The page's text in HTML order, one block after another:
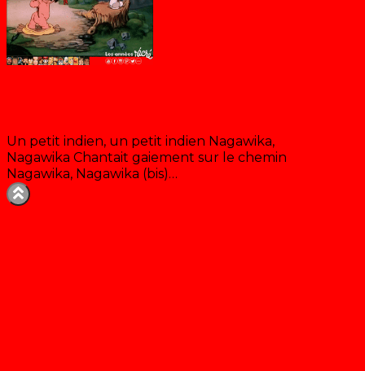
Un petit indien, un petit indien Nagawika,
Nagawika Chantait gaiement sur le chemin
Nagawika, Nagawika (bis)…